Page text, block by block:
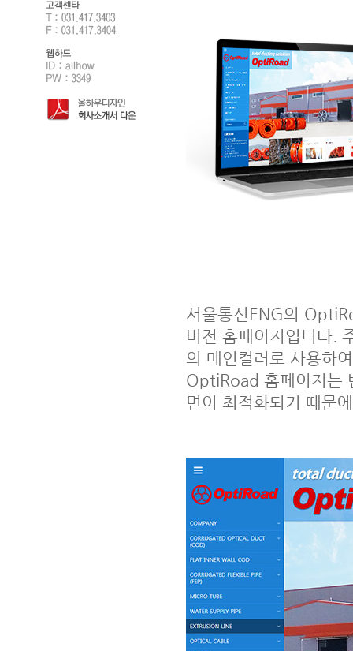
서울통신ENG의
버전 홈페이지입니다.
의 메인컬러로 사용하
OptiRoad 홈페이지는
면이 최적화되기 때문